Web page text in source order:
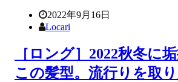
2022年9月16日
Locari
［ロング］2022秋冬に
この髪型。流行りを取